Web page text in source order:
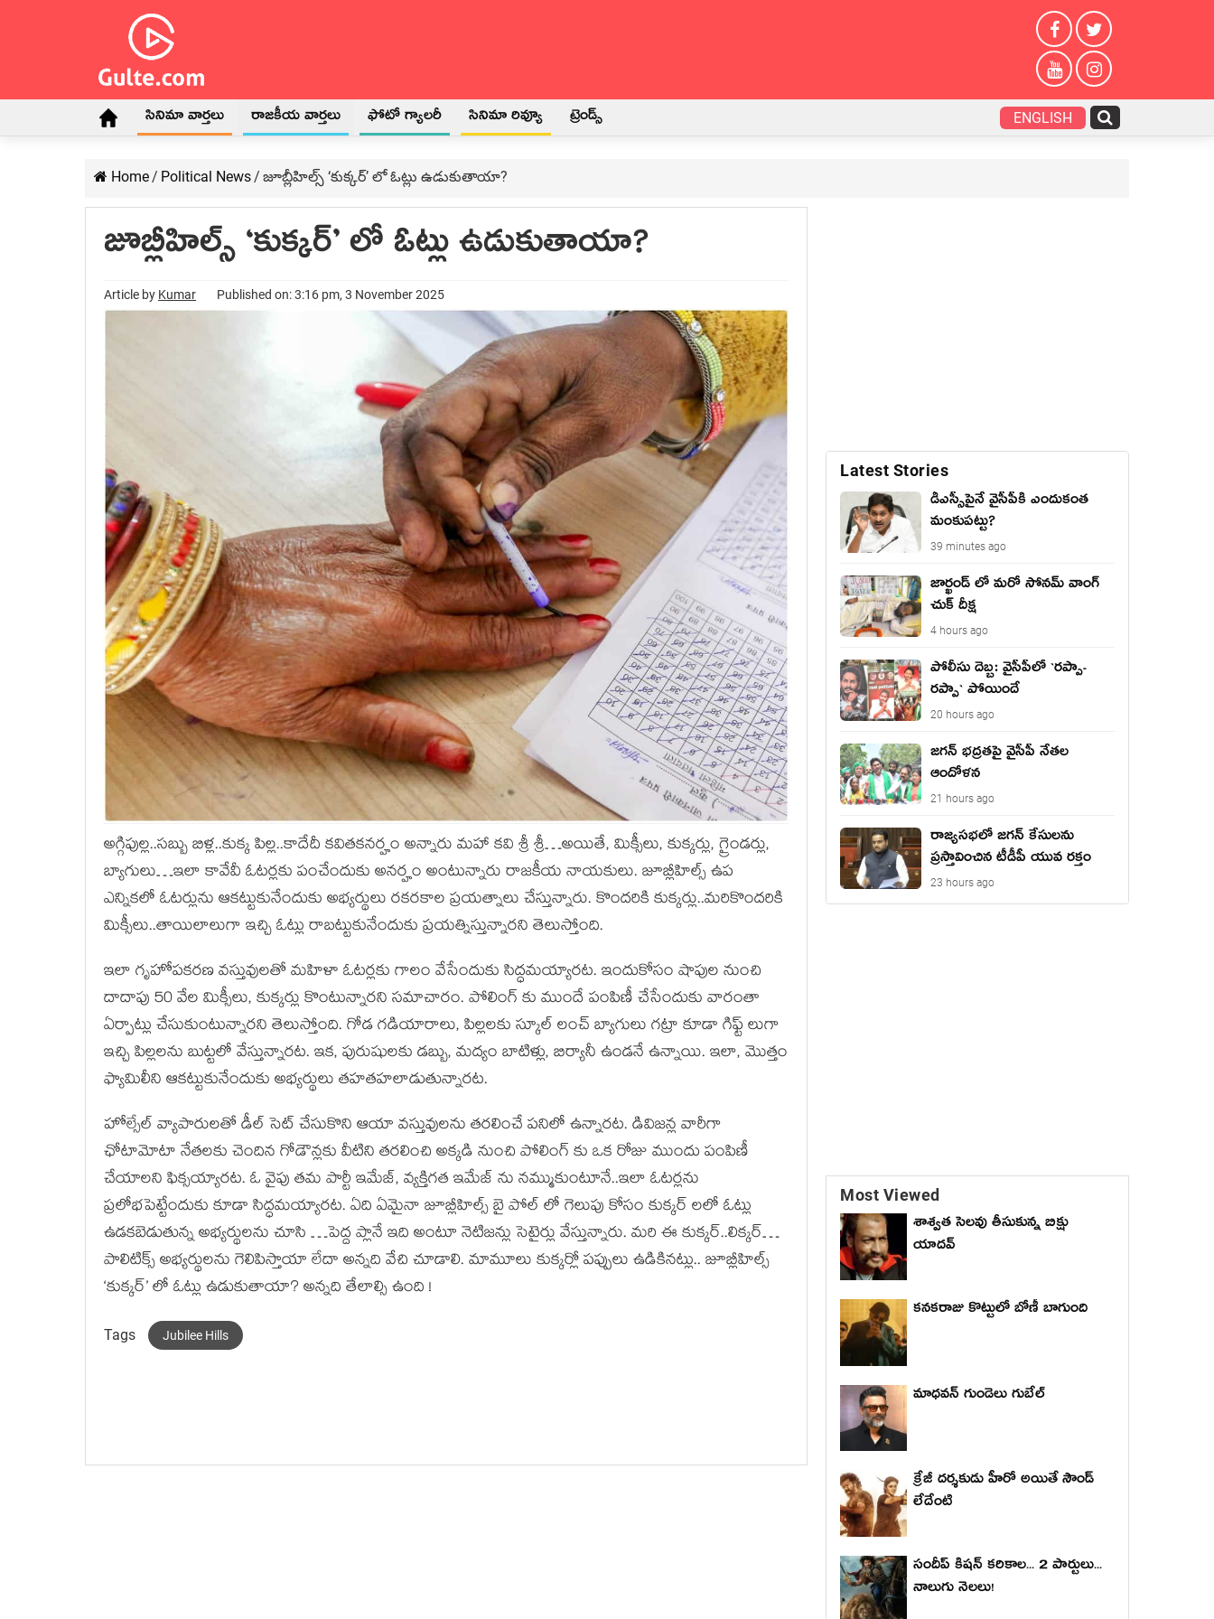
సినిమా వార్తలు రాజకీయ వార్తలు ఫోటో గ్యాలరీ సినిమా రివ్యూ ట్రెండ్స్ ENGLISH
Home/ Political News/ జూబ్లీహిల్స్ ‘కుక్కర్’ లో ఓట్లు ఉడుకుతాయా?
జూబ్లీహిల్స్ ‘కుక్కర్’ లో ఓట్లు ఉడుకుతాయా?
Article by Kumar Published on: 3:16 pm, 3 November 2025
అగ్గిపుల్ల..సబ్బు బిళ్ల..కుక్క పిల్ల..కాదేదీ కవితకనర్హం అన్నారు మహా కవి శ్రీ శ్రీ…అయితే, మిక్సీలు, కుక్కర్లు, గ్రైండర్లు,
బ్యాగులు…ఇలా కావేవీ ఓటర్లకు పంచేందుకు అనర్హం అంటున్నారు రాజకీయ నాయకులు. జూబ్లీహిల్స్ ఉప
ఎన్నికలో ఓటర్లును ఆకట్టుకునేందుకు అభ్యర్థులు రకరకాల ప్రయత్నాలు చేస్తున్నారు. కొందరికి కుక్కర్లు..మరికొందరికి
మిక్సీలు..తాయిలాలుగా ఇచ్చి ఓట్లు రాబట్టుకునేందుకు ప్రయత్నిస్తున్నారని తెలుస్తోంది.
ఇలా గృహోపకరణ వస్తువులతో మహిళా ఓటర్లకు గాలం వేసేందుకు సిద్ధమయ్యారట. ఇందుకోసం షాపుల నుంచి
దాదాపు 50 వేల మిక్సీలు, కుక్కర్లు కొంటున్నారని సమాచారం. పోలింగ్ కు ముందే పంపిణీ చేసేందుకు వారంతా
ఏర్పాట్లు చేసుకుంటున్నారని తెలుస్తోంది. గోడ గడియారాలు, పిల్లలకు స్కూల్ లంచ్ బ్యాగులు గట్రా కూడా గిఫ్ట్ లుగా
ఇచ్చి పిల్లలను బుట్టలో వేస్తున్నారట. ఇక, పురుషులకు డబ్బు, మద్యం బాటిళ్లు, బిర్యానీ ఉండనే ఉన్నాయి. ఇలా, మొత్తం
ఫ్యామిలీని ఆకట్టుకునేందుకు అభ్యర్థులు తహతహలాడుతున్నారట.
హోల్సేల్ వ్యాపారులతో డీల్ సెట్ చేసుకొని ఆయా వస్తువులను తరలించే పనిలో ఉన్నారట. డివిజన్ల వారీగా
ఛోటామోటా నేతలకు చెందిన గోడౌన్లకు వీటిని తరలించి అక్కడి నుంచి పోలింగ్ కు ఒక రోజు ముందు పంపిణీ
చేయాలని ఫిక్సయ్యారట. ఓ వైపు తమ పార్టీ ఇమేజ్, వ్యక్తిగత ఇమేజ్ ను నమ్ముకుంటూనే..ఇలా ఓటర్లను
ప్రలోభపెట్టేందుకు కూడా సిద్ధమయ్యారట. ఏది ఏమైనా జూబ్లీహిల్స్ బై పోల్ లో గెలుపు కోసం కుక్కర్ లలో ఓట్లు
ఉడకబెడుతున్న అభ్యర్థులను చూసి …పెద్ద ప్లానే ఇది అంటూ నెటిజన్లు సెటైర్లు వేస్తున్నారు. మరి ఈ కుక్కర్..లిక్కర్…
పాలిటిక్స్ అభ్యర్థులను గెలిపిస్తాయా లేదా అన్నది వేచి చూడాలి. మామూలు కుక్కర్లో పప్పులు ఉడికినట్లు.. జూబ్లీహిల్స్
‘కుక్కర్’ లో ఓట్లు ఉడుకుతాయా? అన్నది తేలాల్సి ఉంది !
Tags Jubilee Hills
Latest Stories
డీఎస్సీపైనే వైసీపీకి ఎందుకంత
మంకుపట్టు?
39 minutes ago
జార్ఖండ్ లో మరో సోనమ్ వాంగ్
చుక్ దీక్ష
4 hours ago
పోలీసు దెబ్బ: వైసీపీలో `ర‌ప్పా-
ర‌ప్పా` పోయిందే
20 hours ago
జ‌గ‌న్ భద్రతపై వైసీపీ నేతల
ఆందోళన
21 hours ago
రాజ్యసభలో జగన్ కేసులను
ప్రస్తావించిన టీడీపీ యువ రక్తం
23 hours ago
Most Viewed
శాశ్వత సెలవు తీసుకున్న బిక్షు
యాదవ్
కనకరాజు కొట్టులో బోణీ బాగుంది
మాధ‌వ‌న్ గుండెలు గుబేల్‌
క్రేజీ దర్శకుడు హీరో అయితే సౌండ్
లేదేంటి
సందీప్ కిషన్ కరికాల... 2 పార్టులు...
నాలుగు నెలలు!